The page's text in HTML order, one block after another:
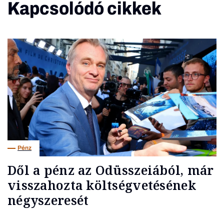
Kapcsolódó cikkek
Pénz
Dől a pénz az Odüsszeiából, már
visszahozta költségvetésének
négyszeresét